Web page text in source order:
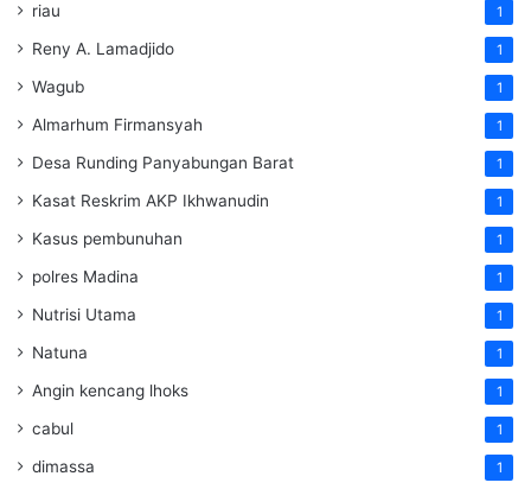
riau 1
Reny A. Lamadjido 1
Wagub 1
Almarhum Firmansyah 1
Desa Runding Panyabungan Barat 1
Kasat Reskrim AKP Ikhwanudin 1
Kasus pembunuhan 1
polres Madina 1
Nutrisi Utama 1
Natuna 1
Angin kencang lhoks 1
cabul 1
dimassa 1